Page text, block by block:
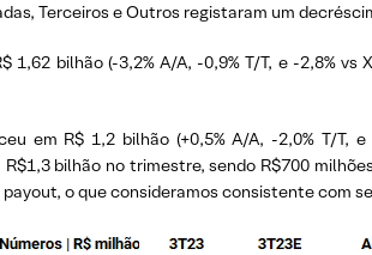
Terceiros e Outros registaram um
1,62 bilhão (-3,2% A/A, -0,9% T/T, e -2,8%
em R$ 1,2 bilhão (+0,5% A/A, -2,0% T/T,
bilhão no trimestre, sendo R$700
payout, o que consideramos consistente com